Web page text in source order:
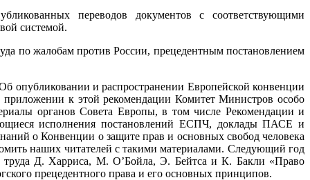
переводов документов с соответствующими
системой.
по жалобам против России, прецедентным постановлением
опубликовании и распространении Европейской конвенции
к этой рекомендации Комитет Министров особо
органов Совета Европы, в том числе Рекомендации и
исполнения постановлений ЕСПЧ, доклады ПАСЕ и
о Конвенции о защите прав и основных свобод человека
наших читателей с такими материалами. Следующий год
труда Д. Харриса, М. О’Бойла, Э. Бейтса и К. Бакли «Право
прецедентного права и его основных принципов.